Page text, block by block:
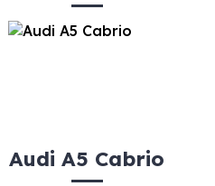
Audi A5 Cabrio